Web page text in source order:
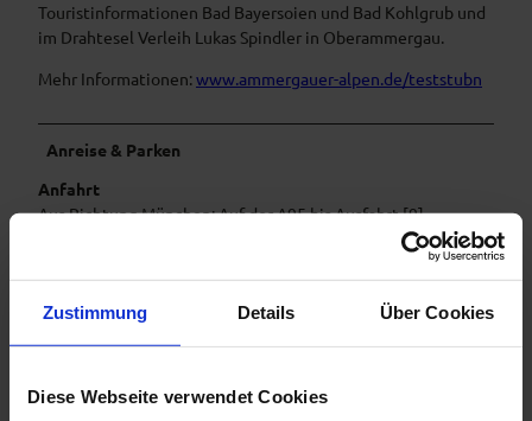
Zustimmung Details Über Cookies
Diese Webseite verwendet Cookies
Touristinformationen Bad Bayersoien und Bad Kohlgrub und
im Drahtesel Verleih Lukas Spindler in Oberammergau.
Mehr Informationen:www.ammergauer-alpen.de/teststubn
Anreise & Parken
Anfahrt
Aus Richtung München: Auf der A95 bis Ausfahrt [9]
Sindelsdorf. Dann über Murnau nach Bad Kohlgrub, dort im
oberen Kurgebiet links abbiegen (beschildert) und über die
Badstraße zur Talstation an der Fallerstraße.
Aus Richtung Augsburg / Landsberg / Schongau: Über B17,
B472 und B23 bis Saulgrub. Dann nach Bad Kohlgrub, dort ca.
und über die Badstraße zur Talstation an der Fallerstraße.